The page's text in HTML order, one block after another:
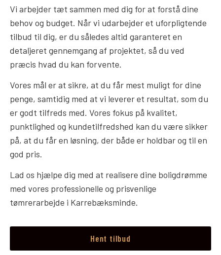
Vi arbejder tæt sammen med dig for at forstå dine
behov og budget. Når vi udarbejder et uforpligtende
tilbud til dig, er du således altid garanteret en
detaljeret gennemgang af projektet, så du ved
præcis hvad du kan forvente.
Vores mål er at sikre, at du får mest muligt for dine
penge, samtidig med at vi leverer et resultat, som du
er godt tilfreds med. Vores fokus på kvalitet,
punktlighed og kundetilfredshed kan du være sikker
på, at du får en løsning, der både er holdbar og til en
god pris.
Lad os hjælpe dig med at realisere dine boligdrømme
med vores professionelle og prisvenlige
tømrerarbejde i Karrebæksminde.
Hent tilbud